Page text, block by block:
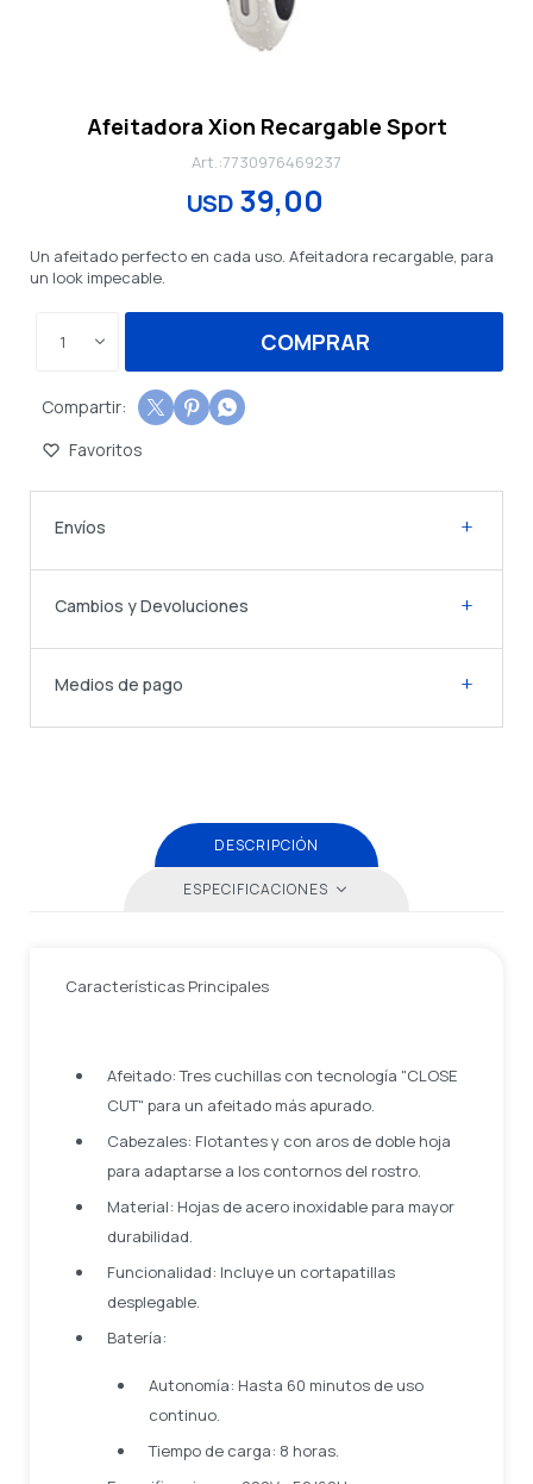
Afeitadora Xion Recargable Sport
7730976469237
USD 39,00
Un afeitado perfecto en cada uso. Afeitadora recargable, para
un look impecable.
1 COMPRAR
  
Envíos
Cambios y Devoluciones
Medios de pago
DESCRIPCIÓN
ESPECIFICACIONES
Características Principales
Afeitado: Tres cuchillas con tecnología "CLOSE
CUT" para un afeitado más apurado.
Cabezales: Flotantes y con aros de doble hoja
para adaptarse a los contornos del rostro.
Material: Hojas de acero inoxidable para mayor
durabilidad.
Funcionalidad: Incluye un cortapatillas
desplegable.
Batería:
Autonomía: Hasta 60 minutos de uso
continuo.
Tiempo de carga: 8 horas.